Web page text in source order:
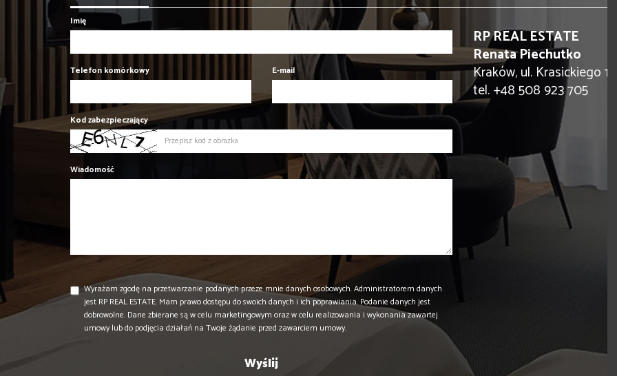
Imię
Telefon komórkowy E-mail
Kod zabezpieczający
Wiadomość
Wyrażam zgodę na przetwarzanie podanych przeze mnie danych osobowych. Administratorem danych
jest RP REAL ESTATE. Mam prawo dostępu do swoich danych i ich poprawiania. Podanie danych jest
dobrowolne. Dane zbierane są w celu marketingowym oraz w celu realizowania i wykonania zawartej
umowy lub do podjęcia działań na Twoje żądanie przed zawarciem umowy.
RP REAL ESTATE
Renata Piechutko
Kraków, ul. Krasickiego 14
tel. +48 508 923 705